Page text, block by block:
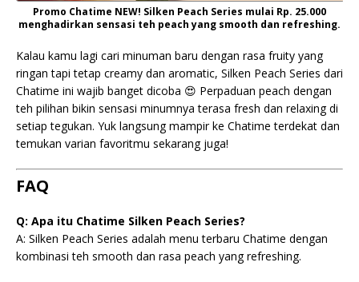
Promo Chatime NEW! Silken Peach Series mulai Rp. 25.000
menghadirkan sensasi teh peach yang smooth dan refreshing.
Kalau kamu lagi cari minuman baru dengan rasa fruity yang
ringan tapi tetap creamy dan aromatic, Silken Peach Series dari
Chatime ini wajib banget dicoba 😍 Perpaduan peach dengan
teh pilihan bikin sensasi minumnya terasa fresh dan relaxing di
setiap tegukan. Yuk langsung mampir ke Chatime terdekat dan
temukan varian favoritmu sekarang juga!
FAQ
Q: Apa itu Chatime Silken Peach Series?
A: Silken Peach Series adalah menu terbaru Chatime dengan
kombinasi teh smooth dan rasa peach yang refreshing.